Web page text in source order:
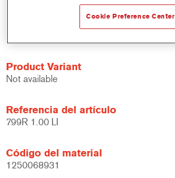
Lijado fácil - deja un acabado uniforme.
Secado rápido y fácil.
Adecuada para secado mediante IR.
Product Variant
Not available
Referencia del artículo
799R 1.00 LI
Código del material
1250068931
Cookie Preference Center